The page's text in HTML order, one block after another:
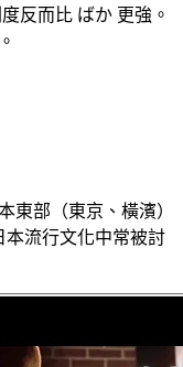
反而比 ばか 更強。
東部（東京、橫濱）
本流行文化中常被討